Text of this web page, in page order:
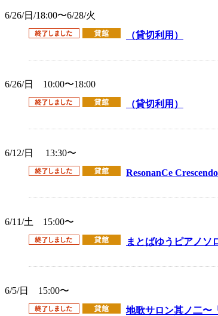
6/26/日/18:00〜6/28/火
（貸切利用）
6/26/日 10:00〜18:00
（貸切利用）
6/12/日 13:30〜
ResonanCe
6/11/土 15:00〜
まとばゆうピアノソ
6/5/日 15:00〜
地歌サロン其ノ二〜